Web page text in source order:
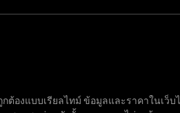
ต้องแบบเรียลไทม์ ข้อมูลและราคาในเว็